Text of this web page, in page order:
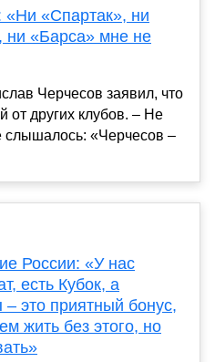
«Ни «Спартак», ни
«Барса» мне не
Черчесов заявил, что
от других клубов. – Не
слышалось: «Черчесов –
России: «У нас
есть Кубок, а
это приятный бонус,
жить без этого, но